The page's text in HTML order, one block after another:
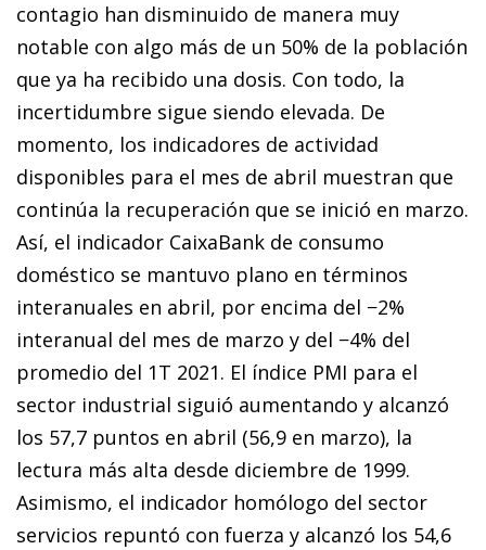
contagio han disminuido de manera muy
notable con algo más de un 50% de la población
que ya ha recibido una dosis. Con todo, la
incertidumbre sigue siendo elevada. De
momento, los indicadores de actividad
disponibles para el mes de abril muestran que
continúa la recuperación que se inició en marzo.
Así, el indicador CaixaBank de consumo
doméstico se mantuvo plano en términos
interanuales en abril, por encima del −2%
interanual del mes de marzo y del −4% del
promedio del 1T 2021. El índice PMI para el
sector industrial siguió aumentando y alcanzó
los 57,7 puntos en abril (56,9 en marzo), la
lectura más alta desde diciembre de 1999.
Asimismo, el indicador homólogo del sector
servicios repuntó con fuerza y alcanzó los 54,6